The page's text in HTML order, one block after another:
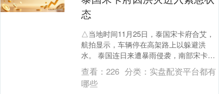
态
△当地时间11月25日，泰国宋卡府合艾，
航拍显示，车辆停在高架路上以躲避洪
水。 泰国连日来遭暴雨侵袭，南部宋卡府
受灾最严重。泰国政府25日宣布该府进入
紧急状态。....
查看：226 分类： 实盘配资平台都有
哪些